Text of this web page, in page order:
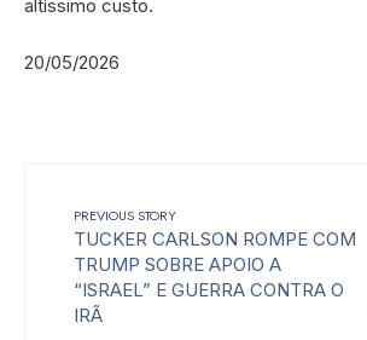
altíssimo custo.
20/05/2026
PREVIOUS STORY
TUCKER CARLSON ROMPE COM
TRUMP SOBRE APOIO A
“ISRAEL” E GUERRA CONTRA O
IRÃ